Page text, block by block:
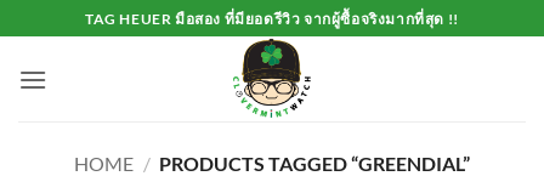
to
content
TAG HEUER มือสอง ที่มียอดรีวิว จากผู้ซื้อจริงมากที่สุด !!
HOME / PRODUCTS TAGGED “GREENDIAL”